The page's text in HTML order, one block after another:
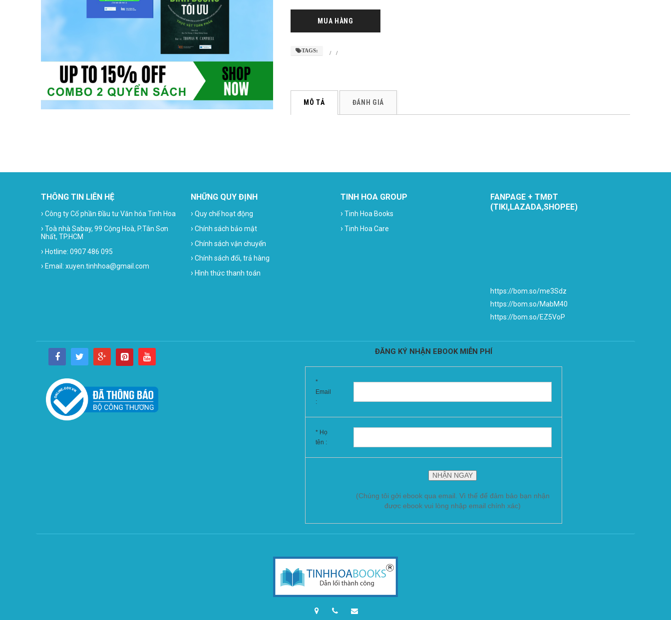
TAGS: / /
MÔ TẢ ĐÁNH GIÁ
THÔNG TIN LIÊN HỆ
› Công ty Cổ phần Đầu tư Văn hóa Tinh Hoa
› Toà nhà Sabay, 99 Cộng Hoà, P.Tân Sơn
Nhất, TP.HCM
› Hotline: 0907 486 095
› Email: xuyen.tinhhoa@gmail.com
NHỮNG QUY ĐỊNH
› Quy chế hoạt động
› Chính sách bảo mật
› Chính sách vận chuyển
› Chính sách đổi, trả hàng
› Hình thức thanh toán
TINH HOA GROUP
› Tinh Hoa Books
› Tinh Hoa Care
FANPAGE + TMĐT
(TIKI,LAZADA,SHOPEE)
https://bom.so/me3Sdz
https://bom.so/MabM40
https://bom.so/EZ5VoP
ĐĂNG KÝ NHẬN EBOOK MIỄN PHÍ
*
Email
:
* Họ
tên :
(Chúng tôi gởi ebook qua email. Vì thế để đảm bảo bạn nhận
được ebook vui lòng nhập email chính xác)